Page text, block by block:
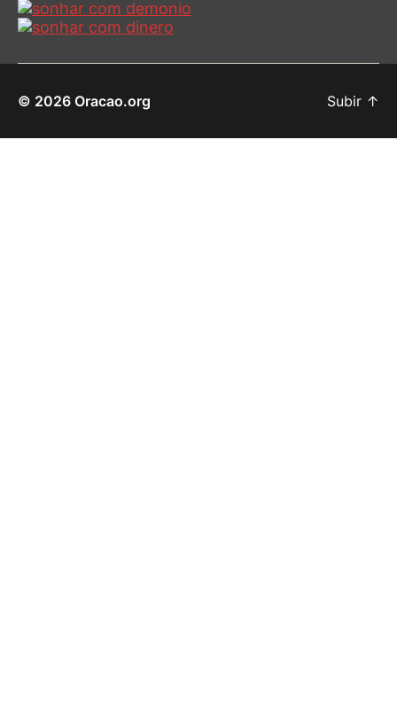
© 2026 Oracao.org Subir ↑